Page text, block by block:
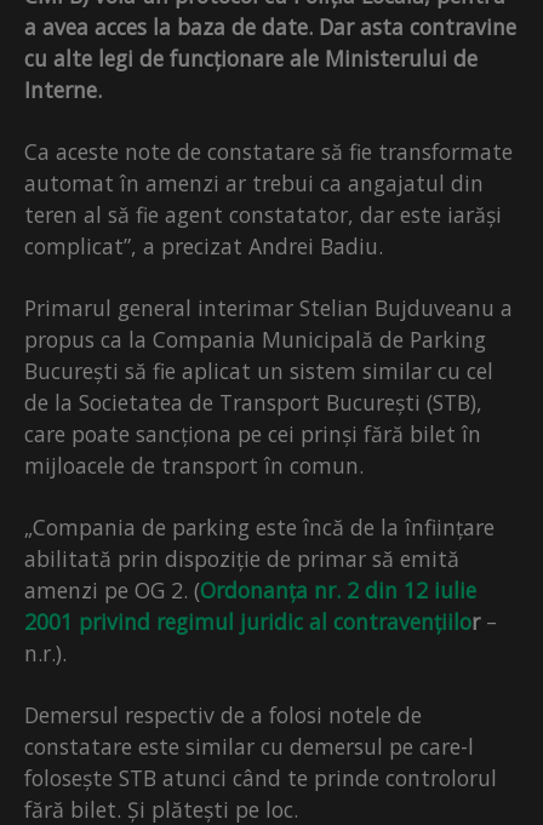
a avea acces la baza de date. Dar asta contravine
cu alte legi de funcționare ale Ministerului de
Interne.
Ca aceste note de constatare să fie transformate
automat în amenzi ar trebui ca angajatul din
teren al să fie agent constatator, dar este iarăși
complicat”, a precizat Andrei Badiu.
Primarul general interimar Stelian Bujduveanu a
propus ca la Compania Municipală de Parking
București să fie aplicat un sistem similar cu cel
de la Societatea de Transport București (STB),
care poate sancționa pe cei prinși fără bilet în
mijloacele de transport în comun.
„Compania de parking este încă de la înființare
abilitată prin dispoziție de primar să emită
amenzi pe OG 2. (Ordonanța nr. 2 din 12 iulie
2001 privind regimul juridic al contravențiilor–
n.r.).
Demersul respectiv de a folosi notele de
constatare este similar cu demersul pe care-l
folosește STB atunci când te prinde controlorul
fără bilet. Și plătești pe loc.